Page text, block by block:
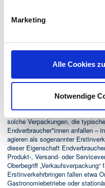
datenschutz@interzero.de
Datenschutzerklärung.
Marketing
Alle Cookies
Notwendige
Dokumentationspflichten vor.
und Übergangsfristen finden Sie
Rücknahmepflicht
bringen
sind die Pflichten für
solche Verpackungen, die
Endverbraucher*innen anfallen –
agieren als sogenannter
dieser Eigenschaft
Produkt-, Versand- oder
Oberbegriff
Erstinverkehrbringen fallen etwa
Gastronomiebetriebe oder